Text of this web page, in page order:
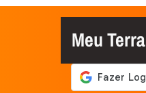
Meu Terra